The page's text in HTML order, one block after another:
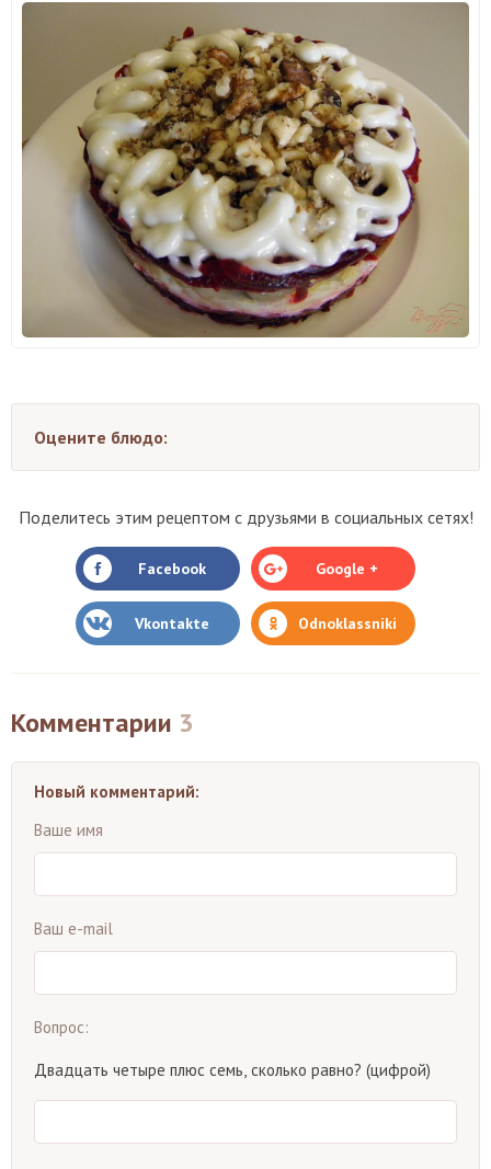
Оцените блюдо:
Поделитесь этим рецептом с друзьями в социальных сетях!
Facebook Google +
Vkontakte Odnoklassniki
Комментарии 3
Новый комментарий:
Ваше имя
Ваш e-mail
Вопрос:
Двадцать четыре плюс семь, сколько равно? (цифрой)